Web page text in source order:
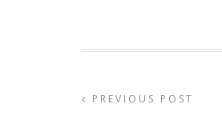
PREVIOUS POST